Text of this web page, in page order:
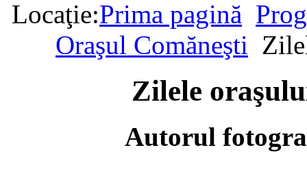
Locaţie:Prima pagină
Oraşul Comăneşti
Zilele
Autorul